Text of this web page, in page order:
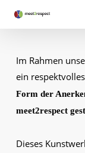
contentIm Rahmen
ein
Form der
meet2respect
Dieses